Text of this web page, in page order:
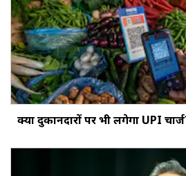
क्‍या दुकानदारों पर भी लगेगा UPI